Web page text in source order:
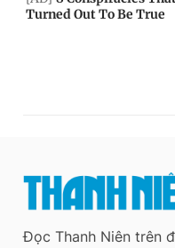
Đọc Thanh Niên trên